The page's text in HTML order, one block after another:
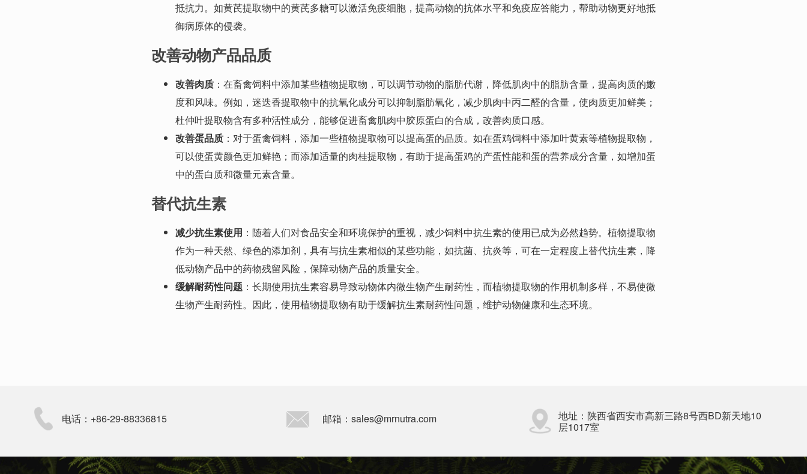
抵抗力。如黄芪提取物中的黄芪多糖可以激活免疫细胞，提高动物的抗体水平和免疫应答能力，帮助动物更好地抵
御病原体的侵袭。
改善动物产品品质
改善肉质 ：在畜禽饲料中添加某些植物提取物，可以调节动物的脂肪代谢，降低肌肉中的脂肪含量，提高肉质的嫩
度和风味。例如，迷迭香提取物中的抗氧化成分可以抑制脂肪氧化，减少肌肉中丙二醛的含量，使肉质更加鲜美；
杜仲叶提取物含有多种活性成分，能够促进畜禽肌肉中胶原蛋白的合成，改善肉质口感。
改善蛋品质 ：对于蛋禽饲料，添加一些植物提取物可以提高蛋的品质。如在蛋鸡饲料中添加叶黄素等植物提取物，
可以使蛋黄颜色更加鲜艳；而添加适量的肉桂提取物，有助于提高蛋鸡的产蛋性能和蛋的营养成分含量，如增加蛋
中的蛋白质和微量元素含量。
替代抗生素
减少抗生素使用 ：随着人们对食品安全和环境保护的重视，减少饲料中抗生素的使用已成为必然趋势。植物提取物
作为一种天然、绿色的添加剂，具有与抗生素相似的某些功能，如抗菌、抗炎等，可在一定程度上替代抗生素，降
低动物产品中的药物残留风险，保障动物产品的质量安全。
缓解耐药性问题 ：长期使用抗生素容易导致动物体内微生物产生耐药性，而植物提取物的作用机制多样，不易使微
生物产生耐药性。因此，使用植物提取物有助于缓解抗生素耐药性问题，维护动物健康和生态环境。
电话：+86-29-88336815 邮箱：sales@mrnutra.com
地址：陕西省西安市高新三路8号西BD新天地10
层1017室